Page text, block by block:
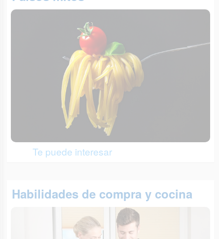
Te puede interesar
Habilidades de compra y cocina